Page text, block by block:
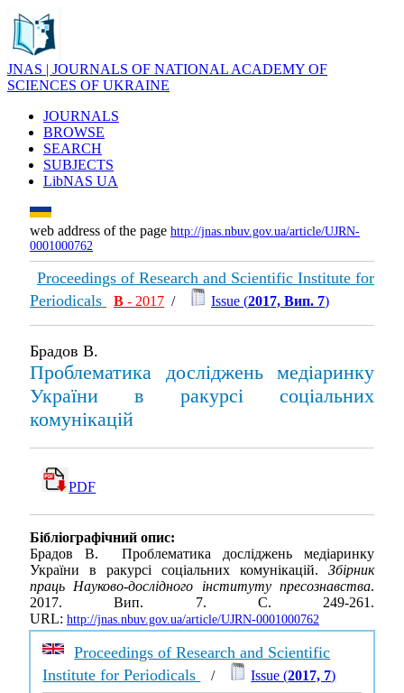
JNAS | JOURNALS OF NATIONAL ACADEMY OF
SCIENCES OF UKRAINE
JOURNALS
BROWSE
SEARCH
SUBJECTS
LibNAS UA
web address of the page http://jnas.nbuv.gov.ua/article/UJRN-
0001000762
Proceedings of Research and Scientific Institute for
Periodicals
В - 2017 / Issue (2017, Вип. 7)
Брадов В.
Проблематика досліджень медіаринку
України в ракурсі соціальних
комунікацій
PDF
Бібліографічний опис:
Брадов В. Проблематика досліджень медіаринку
України в ракурсі соціальних комунікацій. Збірник
праць Науково-дослідного інституту пресознавства.
2017. Вип. 7. С. 249-261.
URL: http://jnas.nbuv.gov.ua/article/UJRN-0001000762
Proceedings of Research and Scientific
Institute for Periodicals
/ Issue (2017, 7)